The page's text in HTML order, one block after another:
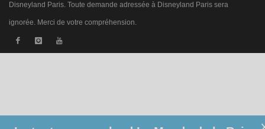
Disneyland Paris. Toute demande adressée à Disneyland Paris sera
ignorée. Merci de votre compréhension.